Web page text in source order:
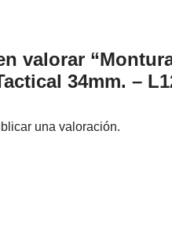
valorar
34mm. –
una valoración.